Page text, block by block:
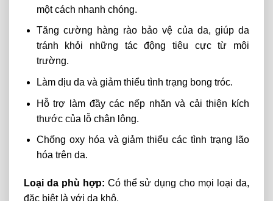
một cách nhanh chóng.
Tăng cường hàng rào bảo vệ của da, giúp da
tránh khỏi những tác động tiêu cực từ môi
trường.
Làm dịu da và giảm thiểu tình trạng bong tróc.
Hỗ trợ làm đầy các nếp nhăn và cải thiện kích
thước của lỗ chân lông.
Chống oxy hóa và giảm thiểu các tình trạng lão
hóa trên da.
Loại da phù hợp: Có thể sử dụng cho mọi loại da,
đặc biệt là với da khô.